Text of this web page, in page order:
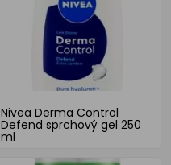
Nivea Derma Control
Defend sprchový gel 250
ml